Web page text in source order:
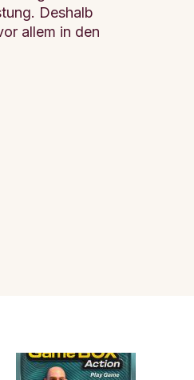
Deshalb
allem in den